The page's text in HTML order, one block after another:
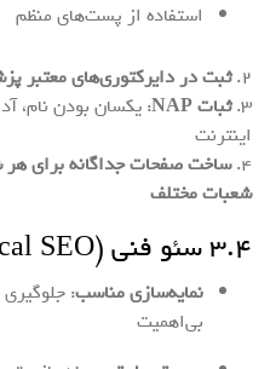
استفاده از پست‌های منظم
۲. ثبت در دایرکتوری‌های معتبر
۳. ثبات NAP
: یکسان بودن نام،
اینترنت
۴. ساخت صفحات جداگانه برای
شعبات مختلف
۳.۴ سئو فنی (Technical SEO)
نمایه‌سازی مناسب:
بی‌اهمیت